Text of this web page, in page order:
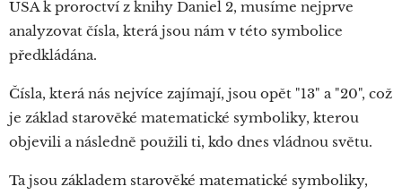
USA k proroctví z knihy Daniel 2, musíme nejprve
analyzovat čísla, která jsou nám v této symbolice
předkládána.
Čísla, která nás nejvíce zajímají, jsou opět "13" a "20", což
je základ starověké matematické symboliky, kterou
objevili a následně použili ti, kdo dnes vládnou světu.
Ta jsou základem starověké matematické symboliky,